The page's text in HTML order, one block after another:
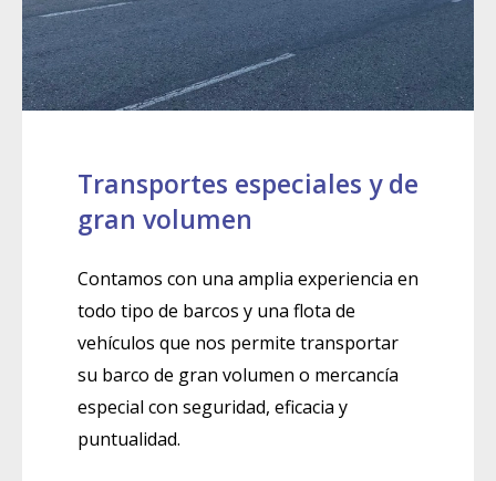
Transportes especiales y de
gran volumen
Contamos con una amplia experiencia en
todo tipo de barcos y una flota de
vehículos que nos permite transportar
su barco de gran volumen o mercancía
especial con seguridad, eficacia y
puntualidad.